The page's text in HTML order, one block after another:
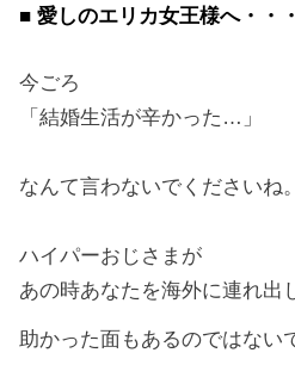
■ 愛しのエリカ女王様へ・・・
今ごろ
「結婚生活が辛かった…」
なんて言わないでくださいね。
ハイパーおじさまが
あの時あなたを海外に連れ出
助かった面もあるのではない